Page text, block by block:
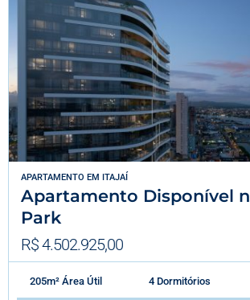
APARTAMENTO EM ITAJAÍ
Apartamento Disponível
Park
R$ 4.502.925,00
205m² Área Útil 4 Dormitórios